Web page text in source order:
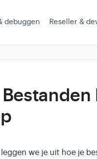
debuggen Reseller &
we je uit hoe je